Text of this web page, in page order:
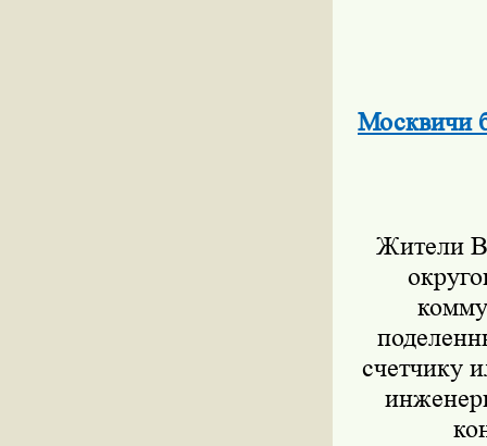
Москвичи
Жители
счетчику